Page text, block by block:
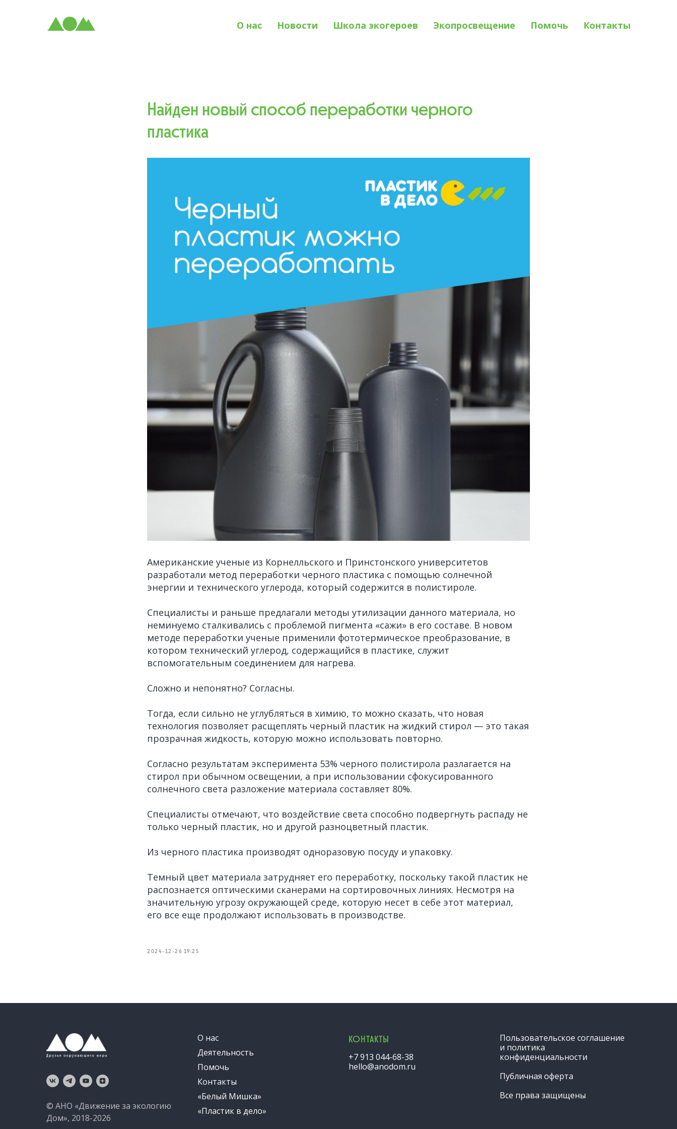
О нас Новости Школа экогероев Экопросвещение Помочь Контакты
Найден новый способ переработки черного
пластика
Американские ученые из Корнелльского и Принстонского университетов
разработали метод переработки черного пластика с помощью солнечной
энергии и технического углерода, который содержится в полистироле.
Специалисты и раньше предлагали методы утилизации данного материала, но
неминуемо сталкивались с проблемой пигмента «сажи» в его составе. В новом
методе переработки ученые применили фототермическое преобразование, в
котором технический углерод, содержащийся в пластике, служит
вспомогательным соединением для нагрева.
Сложно и непонятно? Согласны.
Тогда, если сильно не углубляться в химию, то можно сказать, что новая
технология позволяет расщеплять черный пластик на жидкий стирол — это такая
прозрачная жидкость, которую можно использовать повторно.
Согласно результатам эксперимента 53% черного полистирола разлагается на
стирол при обычном освещении, а при использовании сфокусированного
солнечного света разложение материала составляет 80%.
Специалисты отмечают, что воздействие света способно подвергнуть распаду не
только черный пластик, но и другой разноцветный пластик.
Из черного пластика производят одноразовую посуду и упаковку.
Темный цвет материала затрудняет его переработку, поскольку такой пластик не
распознается оптическими сканерами на сортировочных линиях. Несмотря на
значительную угрозу окружающей среде, которую несет в себе этот материал,
его все еще продолжают использовать в производстве.
2024-12-26 19:25
© АНО «Движение за экологию
Дом», 2018-2026
О нас
Деятельность
Помочь
Контакты
«Белый Мишка»
«Пластик в дело»
КОНТАКТЫ
+7 913 044-68-38
hello@anodom.ru
Пользовательское соглашение
и политика
конфиденциальности
Публичная оферта
Все права защищены